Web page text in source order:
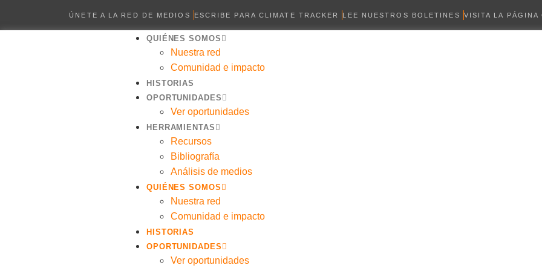
ÚNETE A LA RED DE MEDIOS ESCRIBE PARA CLIMATE TRACKER LEE NUESTROS BOLETINES VISITA LA PÁGINA
QUIÉNES SOMOS
Nuestra red
Comunidad e impacto
HISTORIAS
OPORTUNIDADES
Ver oportunidades
HERRAMIENTAS
Recursos
Bibliografía
Análisis de medios
QUIÉNES SOMOS
Nuestra red
Comunidad e impacto
HISTORIAS
OPORTUNIDADES
Ver oportunidades